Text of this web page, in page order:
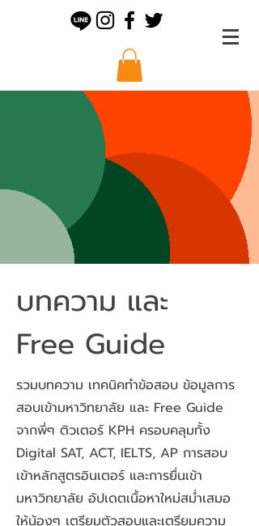
บทความ และ
Free Guide
รวมบทความ เทคนิคทำข้อสอบ ข้อมูลการ
สอบเข้ามหาวิทยาลัย และ Free Guide
จากพี่ๆ ติวเตอร์ KPH ครอบคลุมทั้ง
Digital SAT, ACT, IELTS, AP การสอบ
เข้าหลักสูตรอินเตอร์ และการยื่นเข้า
มหาวิทยาลัย อัปเดตเนื้อหาใหม่สม่ำเสมอ
ให้น้องๆ เตรียมตัวสอบและเตรียมความ